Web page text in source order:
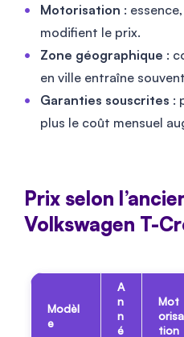
Motorisation :
modifient le prix.
Zone géographique :
en ville entraîne
Garanties souscrites :
plus le coût mensuel
Prix selon
Volkswagen T-
Modèl
e
A
n
n
é
Mot
orisa
tion